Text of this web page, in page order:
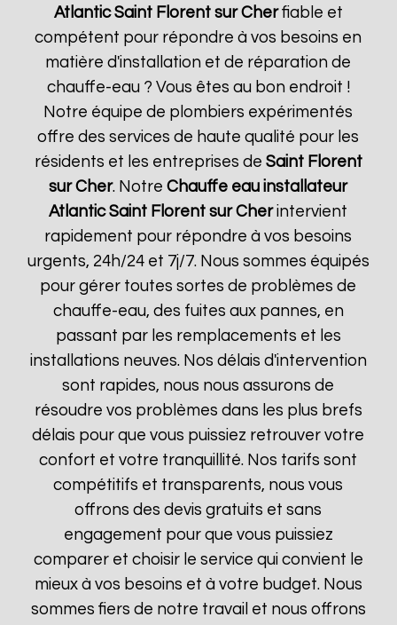
Atlantic Saint Florent sur Cherfiable et
compétent pour répondre à vos besoins en
matière d'installation et de réparation de
chauffe-eau ? Vous êtes au bon endroit !
Notre équipe de plombiers expérimentés
offre des services de haute qualité pour les
résidents et les entreprises de Saint Florent
sur Cher. NotreChauffe eau installateur
Atlantic Saint Florent sur Cherintervient
rapidement pour répondre à vos besoins
urgents, 24h/24 et 7j/7. Nous sommes équipés
pour gérer toutes sortes de problèmes de
chauffe-eau, des fuites aux pannes, en
passant par les remplacements et les
installations neuves. Nos délais d'intervention
sont rapides, nous nous assurons de
résoudre vos problèmes dans les plus brefs
délais pour que vous puissiez retrouver votre
confort et votre tranquillité. Nos tarifs sont
compétitifs et transparents, nous vous
offrons des devis gratuits et sans
engagement pour que vous puissiez
comparer et choisir le service qui convient le
mieux à vos besoins et à votre budget. Nous
sommes fiers de notre travail et nous offrons